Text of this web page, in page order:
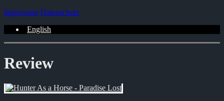
Impressum Datenschutz
English
Review